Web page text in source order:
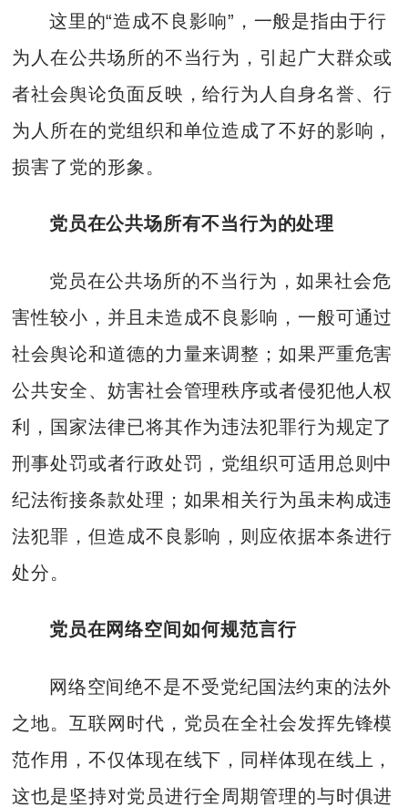
这里的“造成不良影响”，一般是指由于行
为人在公共场所的不当行为，引起广大群众或
者社会舆论负面反映，给行为人自身名誉、行
为人所在的党组织和单位造成了不好的影响，
损害了党的形象。
党员在公共场所有不当行为的处理
党员在公共场所的不当行为，如果社会危
害性较小，并且未造成不良影响，一般可通过
社会舆论和道德的力量来调整；如果严重危害
公共安全、妨害社会管理秩序或者侵犯他人权
利，国家法律已将其作为违法犯罪行为规定了
刑事处罚或者行政处罚，党组织可适用总则中
纪法衔接条款处理；如果相关行为虽未构成违
法犯罪，但造成不良影响，则应依据本条进行
处分。
党员在网络空间如何规范言行
网络空间绝不是不受党纪国法约束的法外
之地。互联网时代，党员在全社会发挥先锋模
范作用，不仅体现在线下，同样体现在线上，
这也是坚持对党员进行全周期管理的与时俱进